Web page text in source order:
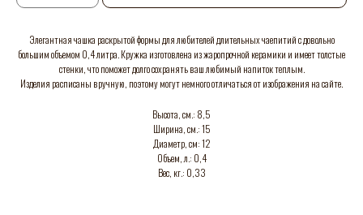
Элегантная чашка раскрытой формы для любителей длительных чаепитий с довольно
большим объемом 0,4 литра. Кружка изготовлена из жаропрочной керамики и имеет толстые
стенки, что поможет долго сохранять ваш любимый напиток теплым.
Изделия расписаны вручную, поэтому могут немного отличаться от изображения на сайте.
Высота, см.: 8,5
Ширина, см.: 15
Диаметр, см: 12
Объем, л.: 0,4
Вес, кг.: 0,33